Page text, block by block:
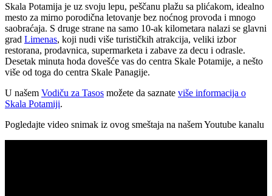
Skala Potamija je uz svoju lepu, peščanu plažu sa plićakom, idealno
mesto za mirno porodična letovanje bez noćnog provoda i mnogo
saobraćaja. S druge strane na samo 10-ak kilometara nalazi se glavni
grad Limenas, koji nudi više turističkih atrakcija, veliki izbor
restorana, prodavnica, supermarketa i zabave za decu i odrasle.
Desetak minuta hoda dovešće vas do centra Skale Potamije, a nešto
više od toga do centra Skale Panagije.
U našem Vodiču za Tasos možete da saznate više informacija o
Skala Potamiji.
Pogledajte video snimak iz ovog smeštaja na našem Youtube kanalu